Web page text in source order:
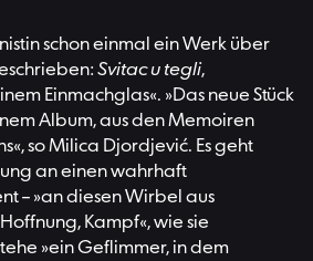
schon einmal ein Werk über
Svitac u tegli,
Einmachglas«. »Das neue Stück
Album, aus den Memoiren
so Milica Djordjević. Es geht
an einen wahrhaft
– »an diesen Wirbel aus
Kampf«, wie sie
»ein Geflimmer, in dem